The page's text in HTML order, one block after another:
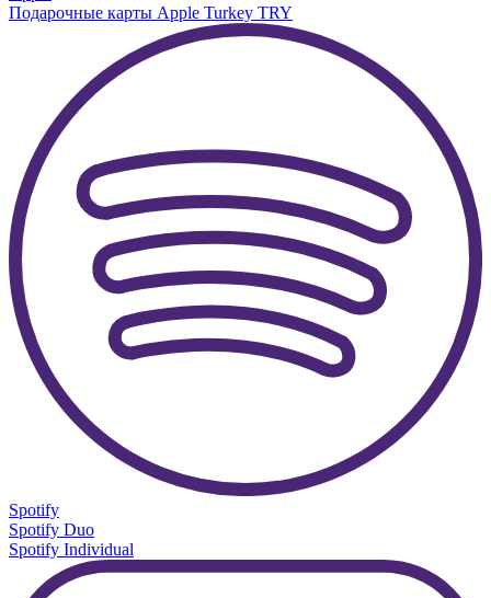
Подарочные карты Apple Turkey TRY
Spotify
Spotify Duo
Spotify Individual